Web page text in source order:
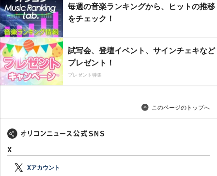
毎週の音楽ランキングから、ヒットの推移
をチェック！
試写会、登壇イベント、サインチェキなど
プレゼント！
プレゼント特集
このページのトップへ
X
Xアカウント